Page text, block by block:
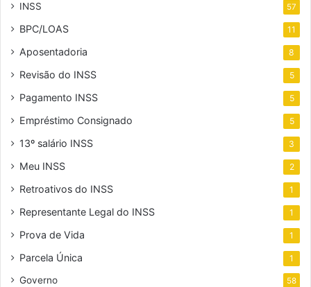
INSS 57
BPC/LOAS 11
Aposentadoria 8
Revisão do INSS 5
Pagamento INSS 5
Empréstimo Consignado 5
13º salário INSS 3
Meu INSS 2
Retroativos do INSS 1
Representante Legal do INSS 1
Prova de Vida 1
Parcela Única 1
Governo 58